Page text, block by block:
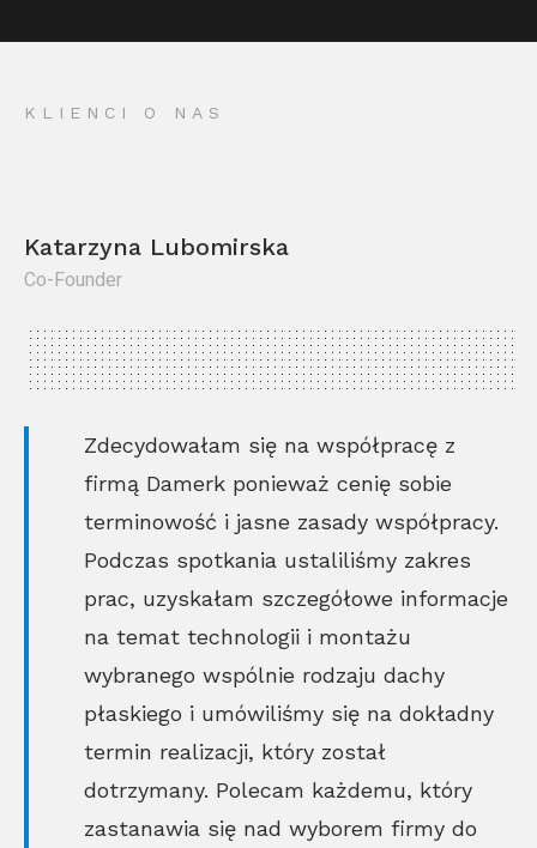
KLIENCI O NAS
Katarzyna Lubomirska
Co-Founder
Zdecydowałam się na współpracę z
firmą Damerk ponieważ cenię sobie
terminowość i jasne zasady współpracy.
Podczas spotkania ustaliliśmy zakres
prac, uzyskałam szczegółowe informacje
na temat technologii i montażu
wybranego wspólnie rodzaju dachy
płaskiego i umówiliśmy się na dokładny
termin realizacji, który został
dotrzymany. Polecam każdemu, który
zastanawia się nad wyborem firmy do